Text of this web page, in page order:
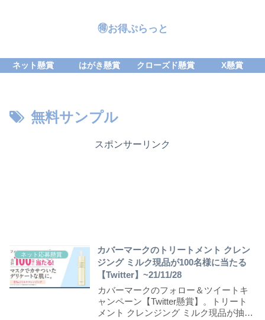
🉐お得ぷらっと
ネット懸賞 はがき懸賞 クローズド懸賞 X懸賞
無料サンプル
スポンサーリンク
ネット応募懸賞
カバーマークのトリートメント クレン
ジング ミルク現品が100名様に当たる
【Twitter】~21/11/28
カバーマークのフォロー＆ツイートキ
ャンペーン【Twitter懸賞】。トリート
メント クレンジング ミルク現品が抽選